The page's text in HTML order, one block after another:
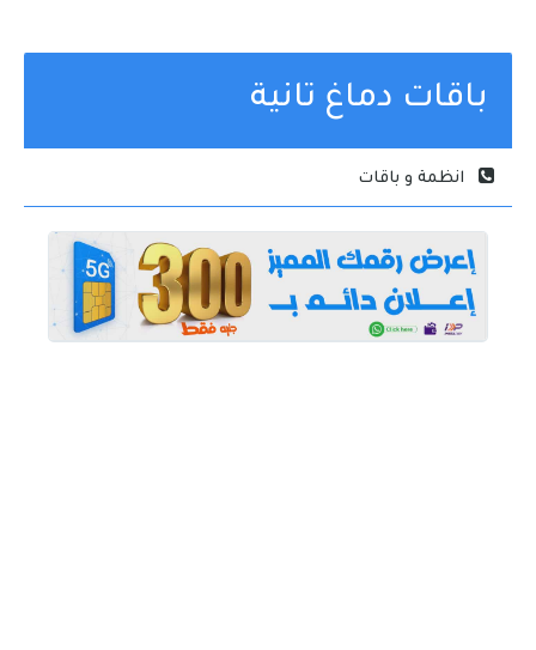
باقات دماغ تانية
انظمة و باقات